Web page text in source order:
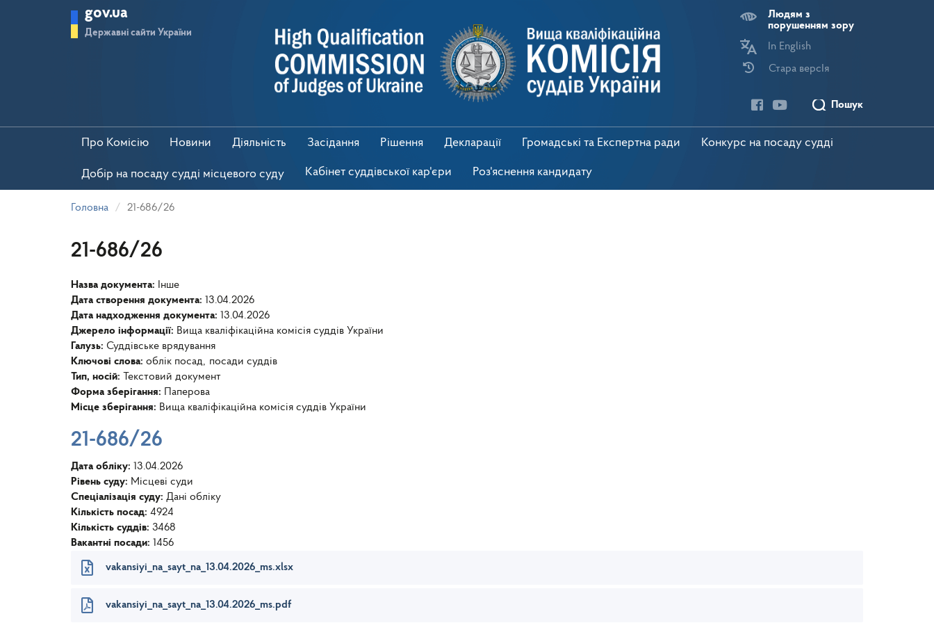
gov.ua
Державні сайти України
Людям з
порушенням зору
In English
Стара версІя
Пошук
Про Комісію Новини Діяльність Засідання Рішення Декларації Громадські та Експертна ради Конкурс на посаду судді
Добір на посаду судді місцевого суду Кабінет суддівської кар'єри Роз'яснення кандидату
Головна 21-686/26
21-686/26
Назва документа:
Інше
Дата створення документа: 13.04.2026
Дата надходження документа: 13.04.2026
Джерело інформації: Вища кваліфікаційна комісія суддів України
Галузь: Суддівське врядування
Ключові слова: облік посад
посади суддів
Тип, носій:
Текстовий документ
Форма зберігання:
Паперова
Місце зберігання: Вища кваліфікаційна комісія суддів України
21-686/26
Дата обліку: 13.04.2026
Рівень суду: Місцеві суди
Спеціалізація суду: Дані обліку
Кількість посад: 4924
Кількість суддів: 3468
Вакантні посади: 1456
vakansiyi_na_sayt_na_13.04.2026_ms.xlsx
vakansiyi_na_sayt_na_13.04.2026_ms.pdf